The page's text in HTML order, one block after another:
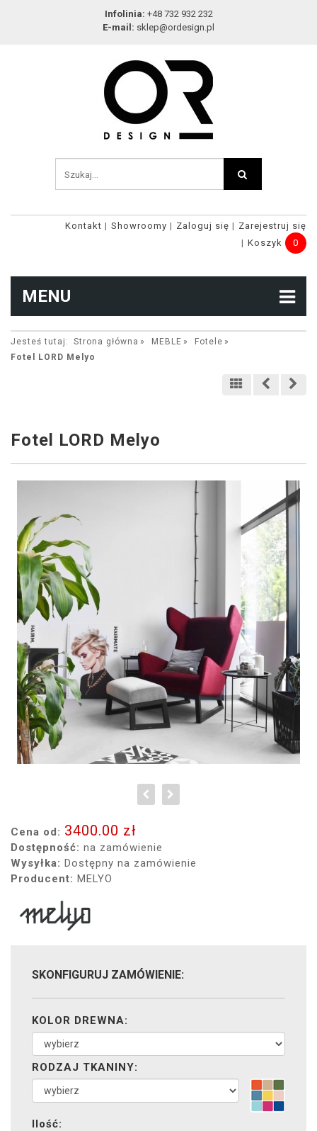
Infolinia: +48 732 932 232
E-mail: sklep@ordesign.pl
Kontakt Showroomy Zaloguj się
Zarejestruj się
Koszyk
0
MENU
Jesteś tutaj: Strona główna MEBLE
Fotele
Fotel LORD Melyo
Fotel LORD Melyo
Cena od: 3400.00 zł
Dostępność: na zamówienie
Wysyłka: Dostępny na zamówienie
Producent: MELYO
SKONFIGURUJ ZAMÓWIENIE:
KOLOR DREWNA:
RODZAJ TKANINY:
Ilość: